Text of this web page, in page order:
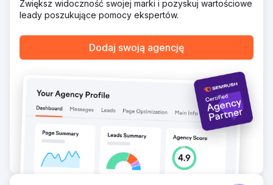
Zwiększ widoczność swojej marki i pozyskuj wartościowe
leady poszukujące pomocy ekspertów.
Dodaj swoją agencję